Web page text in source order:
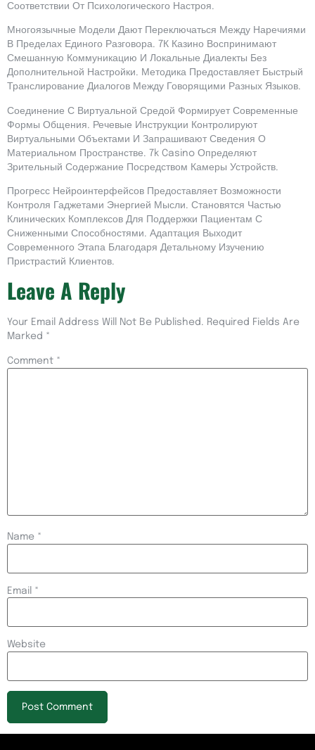
Соответствии От Психологического Настроя.
Многоязычные Модели Дают Переключаться Между Наречиями
В Пределах Единого Разговора. 7К Казино Воспринимают
Смешанную Коммуникацию И Локальные Диалекты Без
Дополнительной Настройки. Методика Предоставляет Быстрый
Транслирование Диалогов Между Говорящими Разных Языков.
Соединение С Виртуальной Средой Формирует Современные
Формы Общения. Речевые Инструкции Контролируют
Виртуальными Объектами И Запрашивают Сведения О
Материальном Пространстве. 7k Casino Определяют
Зрительный Содержание Посредством Камеры Устройств.
Прогресс Нейроинтерфейсов Предоставляет Возможности
Контроля Гаджетами Энергией Мысли. Становятся Частью
Клинических Комплексов Для Поддержки Пациентам С
Сниженными Способностями. Адаптация Выходит
Современного Этапа Благодаря Детальному Изучению
Пристрастий Клиентов.
Leave A Reply
Your Email Address Will Not Be Published. Required Fields Are
Marked *
Comment *
Name *
Email *
Website